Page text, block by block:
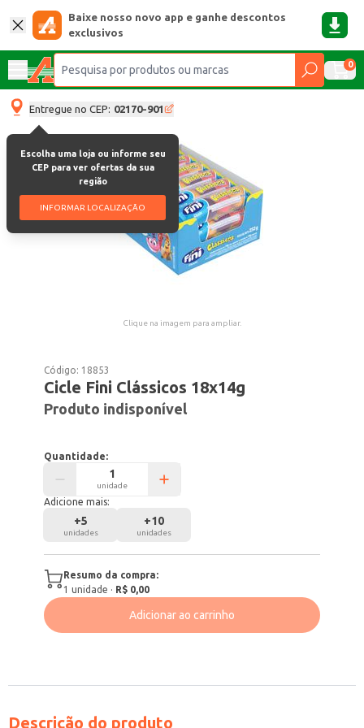
Baixe nosso novo app e ganhe descontos
exclusivos
0
Entregue no CEP: 02170-901
Escolha uma loja ou informe seu
CEP para ver ofertas da sua
região
INFORMAR LOCALIZAÇÃO
Clique na imagem para ampliar.
Código: 18853
Cicle Fini Clássicos 18x14g
Produto indisponível
Quantidade:
unidade
Adicione mais:
+5
unidades
+10
unidades
Resumo da compra:
1 unidade · R$ 0,00
Adicionar ao carrinho
Descrição do produto